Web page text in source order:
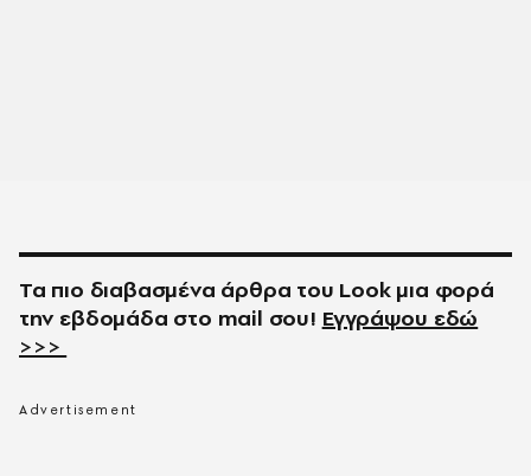
Τα πιο διαβασμένα άρθρα του Look μια φορά
την εβδομάδα στο mail σου! Εγγράψου εδώ
>>>